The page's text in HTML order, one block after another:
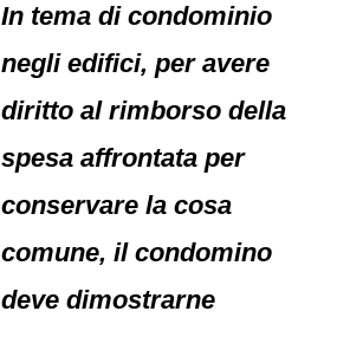
In tema di condominio
negli edifici, per avere
diritto al rimborso della
spesa affrontata per
conservare la cosa
comune, il condomino
deve dimostrarne